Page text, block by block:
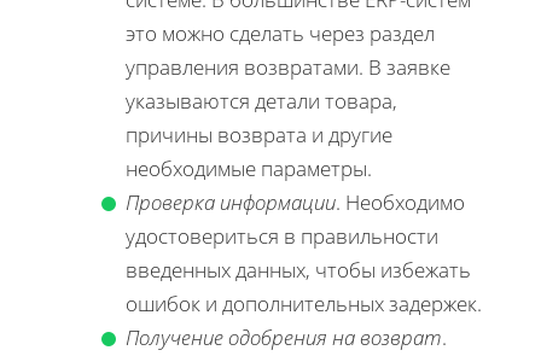
это можно сделать через раздел
управления возвратами. В заявке
указываются детали товара,
причины возврата и другие
необходимые параметры.
Проверка информации. Необходимо
удостовериться в правильности
введенных данных, чтобы избежать
ошибок и дополнительных задержек.
Получение одобрения на возврат.